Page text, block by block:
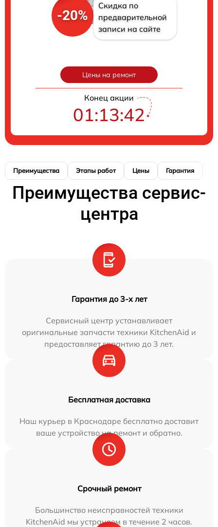
-20%
Скидка по
предварительной
записи на сайте
Цены на ремонт
Конец акции
01:13:40
Преимущества Этапы работ Цены Гарантия
Преимущества сервис-
центра
Гарантия до 3-х лет
Сервисный центр устанавливает
оригинальные запчасти техники KitchenAid и
предоставляет гарантию до 3 лет.
Бесплатная доставка
Наш курьер в Краснодаре бесплатно доставит
ваше устройство на ремонт и обратно.
Срочный ремонт
Большинство неисправностей техники
KitchenAid мы устраняем в течение 2 часов.